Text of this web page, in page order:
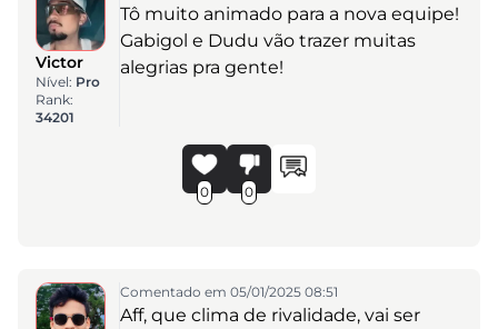
Victor
Nível: Pro
Rank:
34201
Tô muito animado para a nova equipe!
Gabigol e Dudu vão trazer muitas
alegrias pra gente!
0 0
Comentado em 05/01/2025 08:51
Aff, que clima de rivalidade, vai ser